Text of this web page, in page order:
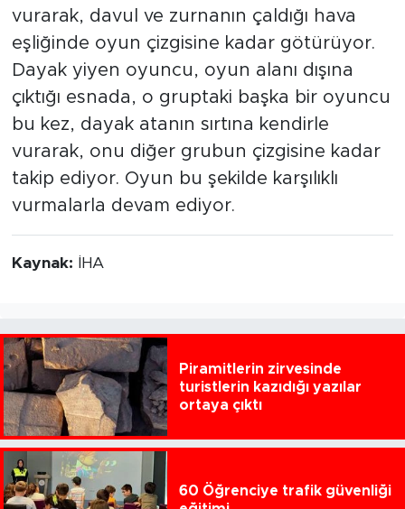
vurarak, davul ve zurnanın çaldığı hava
eşliğinde oyun çizgisine kadar götürüyor.
Dayak yiyen oyuncu, oyun alanı dışına
çıktığı esnada, o gruptaki başka bir oyuncu
bu kez, dayak atanın sırtına kendirle
vurarak, onu diğer grubun çizgisine kadar
takip ediyor. Oyun bu şekilde karşılıklı
vurmalarla devam ediyor.
Kaynak: İHA
Piramitlerin zirvesinde
turistlerin kazıdığı yazılar
ortaya çıktı
60 Öğrenciye trafik güvenliği